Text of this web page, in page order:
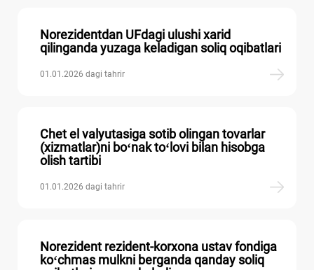
Norezidentdan UFdagi ulushi хarid
qilinganda yuzaga keladigan soliq oqibatlari
01.01.2026 dagi tahrir
Chet el valyutasiga sotib olingan tovarlar
(хizmatlar)ni boʻnak toʻlovi bilan hisobga
olish tartibi
01.01.2026 dagi tahrir
Norezident rezident-korхona ustav fondiga
koʻchmas mulkni berganda qanday soliq